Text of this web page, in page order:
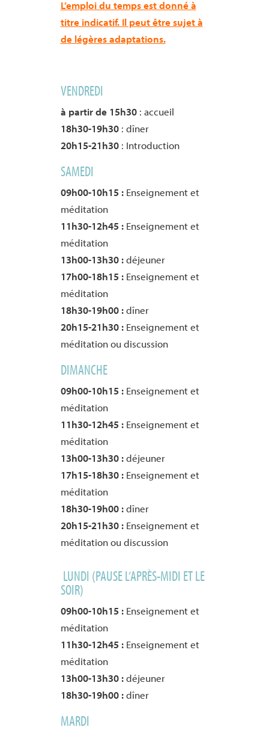
L’emploi du temps est donné à
titre indicatif. Il peut être sujet à
de légères adaptations.
VENDREDI
à partir de 15h30: accueil
18h30-19h30: dîner
20h15-21h30 : Introduction
SAMEDI
09h00-10h15 :Enseignement et
méditation
11h30-12h45 :Enseignement et
méditation
13h00-13h30 :déjeuner
17h00-18h15 :Enseignement et
méditation
18h30-19h00 :dîner
20h15-21h30 :Enseignement et
méditation ou discussion
DIMANCHE
09h00-10h15 : Enseignement et
méditation
11h30-12h45 : Enseignement et
méditation
13h00-13h30 :déjeuner
17h15-18h30 :Enseignement et
méditation
18h30-19h00 :dîner
20h15-21h30 :Enseignement et
méditation ou discussion
LUNDI (PAUSE L’APRÈS-MIDI ET LE
SOIR)
09h00-10h15 :Enseignement et
méditation
11h30-12h45 :Enseignement et
méditation
13h00-13h30 :déjeuner
18h30-19h00 :dîner
MARDI